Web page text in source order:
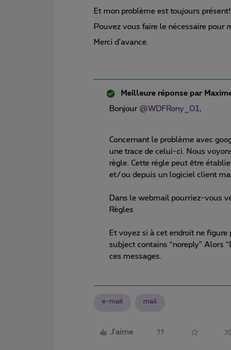
Et mon problème est toujours
Pouvez vous faire le nécessaire pour
Merci d’avance.
Meilleure réponse par
Bonjour @WDFRony_01,
Concernant le problème avec
une trace de celui-ci. Nous
règle. Cette régle peut être
et/ou depuis un logiciel client
Dans le webmail pourriez-vous
Règles
Et voyez si à cet endroit ne
subject contains “noreply” Alors
ces messages.
e-mail mail
J'aime